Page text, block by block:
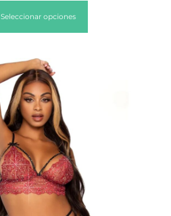
Seleccionar opciones